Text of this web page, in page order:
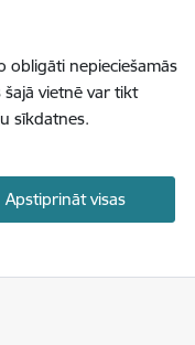
obligāti nepieciešamās
vietnē var tikt
sīkdatnes.
Apstiprināt visas